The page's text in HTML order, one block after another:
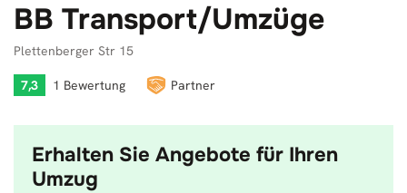
BB Transport/Umzüge
Plettenberger Str 15
7,3 1 Bewertung Partner
Erhalten Sie Angebote für Ihren
Umzug